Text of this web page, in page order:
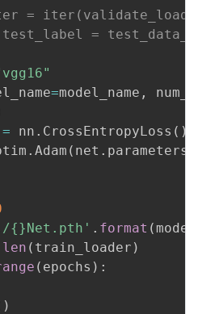
=
test_label =
=model_name ,
= nn . CrossEntropyLoss ( )
. Adam ( net . parameters
{}Net.pth' . format (
len ( train_loader )
( epochs ) :
)